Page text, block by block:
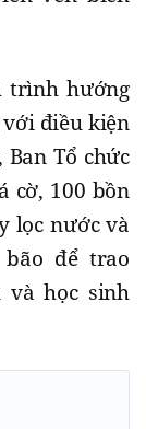
trình hướng
điều kiện
Tổ chức
cờ, 100 bồn
lọc nước và
để trao
và học sinh